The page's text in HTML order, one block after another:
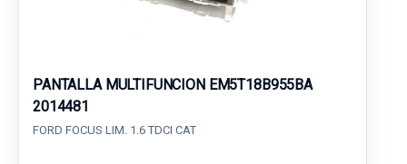
PANTALLA MULTIFUNCION EM5T18B955BA
2014481
FORD FOCUS LIM. 1.6 TDCI CAT